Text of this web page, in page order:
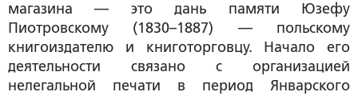
магазина — это дань памяти Юзефу
Пиотровскому (1830–1887) — польскому
книгоиздателю и книготорговцу. Начало его
деятельности связано с организацией
нелегальной печати в период Январского